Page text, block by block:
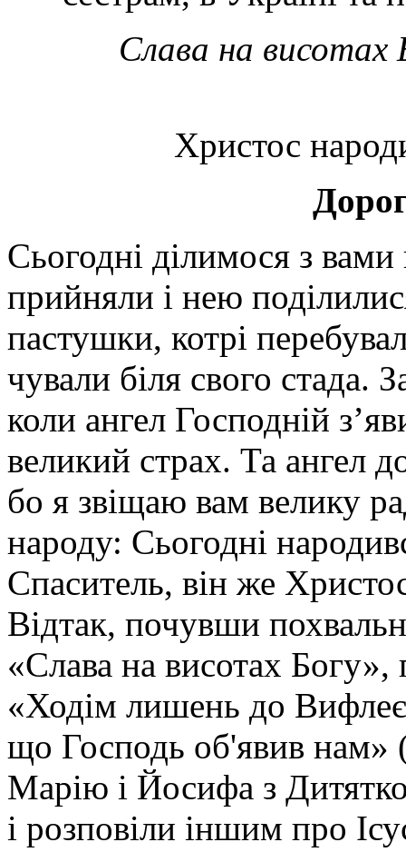
Слава на висотах
Христос
Сьогодні ділимося з
прийняли і нею
пастушки, котрі
чували біля свого стада.
коли ангел Господній
великий страх. Та ангел
бо я звіщаю вам велику
народу: Сьогодні
Спаситель, він же
Відтак, почувши
«Слава на висотах
«Ходім лишень до
що Господь об'явив нам»
Марію і Йосифа з
і розповіли іншим про